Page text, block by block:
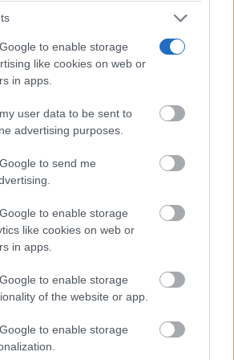
to enable storage
like cookies on web or
in apps.
user data to be sent to
advertising purposes.
to send me
to enable storage
like cookies on web or
in apps.
to enable storage
of the website or app.
to enable storage
Regional de Formación del
Carlos Palomino, ha indicado que
desde un modelo basado
la realización de actividades
en el que la formación se
el acompañamiento continuado, el
la creación de…
se suma como